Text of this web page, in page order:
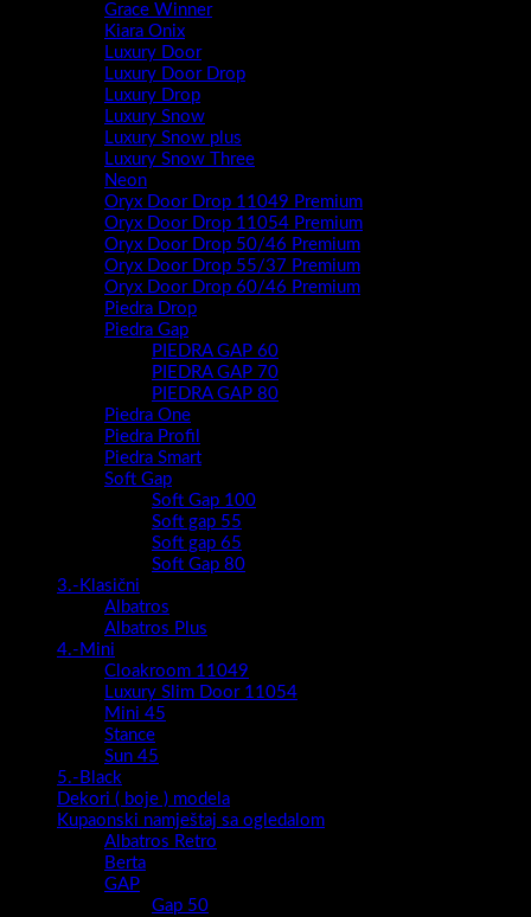
Grace Winner
Kiara Onix
Luxury Door
Luxury Door Drop
Luxury Drop
Luxury Snow
Luxury Snow plus
Luxury Snow Three
Neon
Oryx Door Drop 11049 Premium
Oryx Door Drop 11054 Premium
Oryx Door Drop 50/46 Premium
Oryx Door Drop 55/37 Premium
Oryx Door Drop 60/46 Premium
Piedra Drop
Piedra Gap
PIEDRA GAP 60
PIEDRA GAP 70
PIEDRA GAP 80
Piedra One
Piedra Profil
Piedra Smart
Soft Gap
Soft Gap 100
Soft gap 55
Soft gap 65
Soft Gap 80
3.-Klasični
Albatros
Albatros Plus
4.-Mini
Cloakroom 11049
Luxury Slim Door 11054
Mini 45
Stance
Sun 45
5.-Black
Dekori ( boje ) modela
Kupaonski namještaj sa ogledalom
Albatros Retro
Berta
GAP
Gap 50